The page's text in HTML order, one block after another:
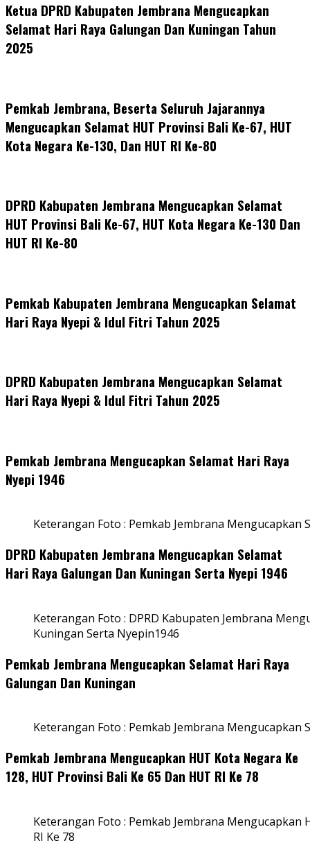
Ketua DPRD Kabupaten Jembrana Mengucapkan
Selamat Hari Raya Galungan Dan Kuningan Tahun
2025
Pemkab Jembrana, Beserta Seluruh Jajarannya
Mengucapkan Selamat HUT Provinsi Bali Ke-67, HUT
Kota Negara Ke-130, Dan HUT RI Ke-80
DPRD Kabupaten Jembrana Mengucapkan Selamat
HUT Provinsi Bali Ke-67, HUT Kota Negara Ke-130 Dan
HUT RI Ke-80
Pemkab Kabupaten Jembrana Mengucapkan Selamat
Hari Raya Nyepi & Idul Fitri Tahun 2025
DPRD Kabupaten Jembrana Mengucapkan Selamat
Hari Raya Nyepi & Idul Fitri Tahun 2025
Pemkab Jembrana Mengucapkan Selamat Hari Raya
Nyepi 1946
Keterangan Foto : Pemkab Jembrana Mengucapkan
DPRD Kabupaten Jembrana Mengucapkan Selamat
Hari Raya Galungan Dan Kuningan Serta Nyepi 1946
Keterangan Foto : DPRD Kabupaten Jembrana
Kuningan Serta Nyepin1946
Pemkab Jembrana Mengucapkan Selamat Hari Raya
Galungan Dan Kuningan
Keterangan Foto : Pemkab Jembrana Mengucapkan
Pemkab Jembrana Mengucapkan HUT Kota Negara Ke
128, HUT Provinsi Bali Ke 65 Dan HUT RI Ke 78
Keterangan Foto : Pemkab Jembrana Mengucapkan
RI Ke 78